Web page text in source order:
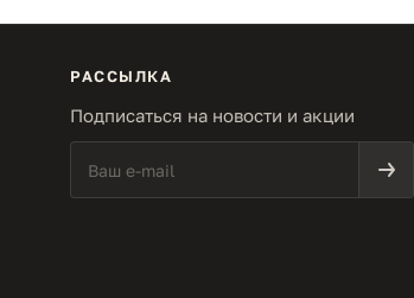
РАССЫЛКА
Подписаться на новости и акции